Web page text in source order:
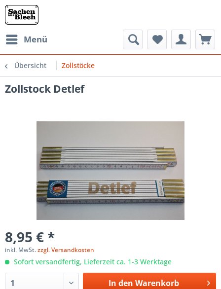
Menü
Übersicht Zollstöcke
Zollstock Detlef
8,95 € *
inkl. MwSt.zzgl. Versandkosten
Sofort versandfertig, Lieferzeit ca. 1-3 Werktage
In den Warenkorb